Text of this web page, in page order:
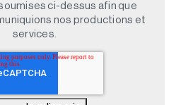
ci-dessus afin que
nos productions et
services.